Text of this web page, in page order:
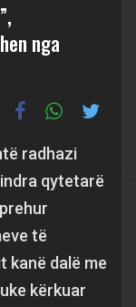
nga
radhazi
qytetarë
të
kanë dalë me
kërkuar